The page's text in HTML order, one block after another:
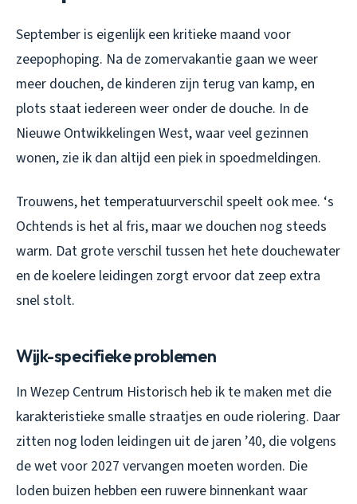
September is eigenlijk een kritieke maand voor
zeepophoping. Na de zomervakantie gaan we weer
meer douchen, de kinderen zijn terug van kamp, en
plots staat iedereen weer onder de douche. In de
Nieuwe Ontwikkelingen West, waar veel gezinnen
wonen, zie ik dan altijd een piek in spoedmeldingen.
Trouwens, het temperatuurverschil speelt ook mee. ‘s
Ochtends is het al fris, maar we douchen nog steeds
warm. Dat grote verschil tussen het hete douchewater
en de koelere leidingen zorgt ervoor dat zeep extra
snel stolt.
Wijk-specifieke problemen
In Wezep Centrum Historisch heb ik te maken met die
karakteristieke smalle straatjes en oude riolering. Daar
zitten nog loden leidingen uit de jaren ’40, die volgens
de wet voor 2027 vervangen moeten worden. Die
loden buizen hebben een ruwere binnenkant waar